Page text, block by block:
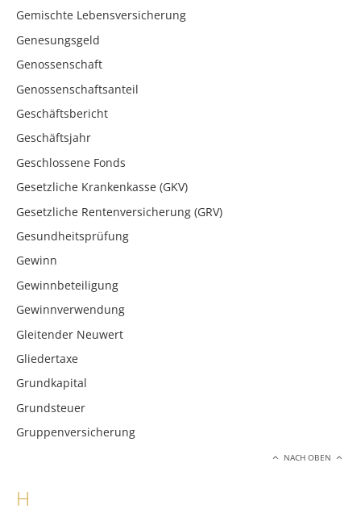
Gemischte Lebensversicherung
Genesungsgeld
Genossenschaft
Genossenschaftsanteil
Geschäftsbericht
Geschäftsjahr
Geschlossene Fonds
Gesetzliche Krankenkasse (GKV)
Gesetzliche Rentenversicherung (GRV)
Gesundheitsprüfung
Gewinn
Gewinnbeteiligung
Gewinnverwendung
Gleitender Neuwert
Gliedertaxe
Grundkapital
Grundsteuer
Gruppenversicherung
NACH OBEN
H